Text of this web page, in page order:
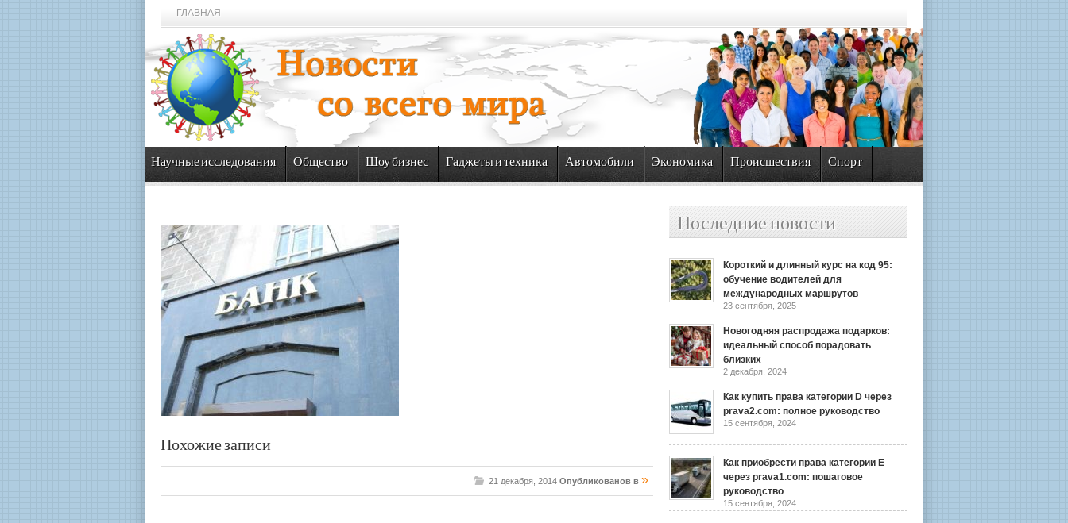
ГЛАВНАЯ
Научные исследования Общество Шоу бизнес Гаджеты и техника Автомобили Экономика Происшествия Спорт
Похожие записи
21 декабря, 2014 Опубликованов в »
Последние новости
Короткий и длинный курс на код 95:
обучение водителей для
международных маршрутов
23 сентября, 2025
Новогодняя распродажа подарков:
идеальный способ порадовать
близких
2 декабря, 2024
Как купить права категории D через
prava2.com: полное руководство
15 сентября, 2024
Как приобрести права категории E
через prava1.com: пошаговое
руководство
15 сентября, 2024